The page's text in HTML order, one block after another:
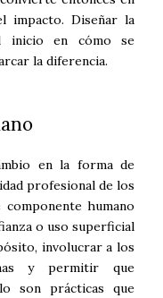
impacto. Diseñar la
inicio en cómo se
la diferencia.
en la forma de
profesional de los
humano
o uso superficial
involucrar a los
y permitir que
son prácticas que